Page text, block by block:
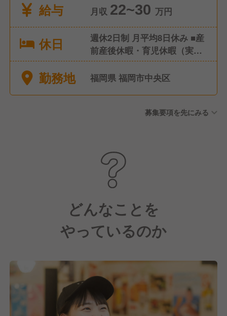
給与
月収 22~30 万円
休日
週休2日制 月平均8日休み ■産
前産後休暇・育児休暇（実績
あり/女性の取得率・復帰率
100％！） ■有給休暇（取得
勤務地 福岡県 福岡市中央区
募集要項を先にみる
どんなことを
やっているのか